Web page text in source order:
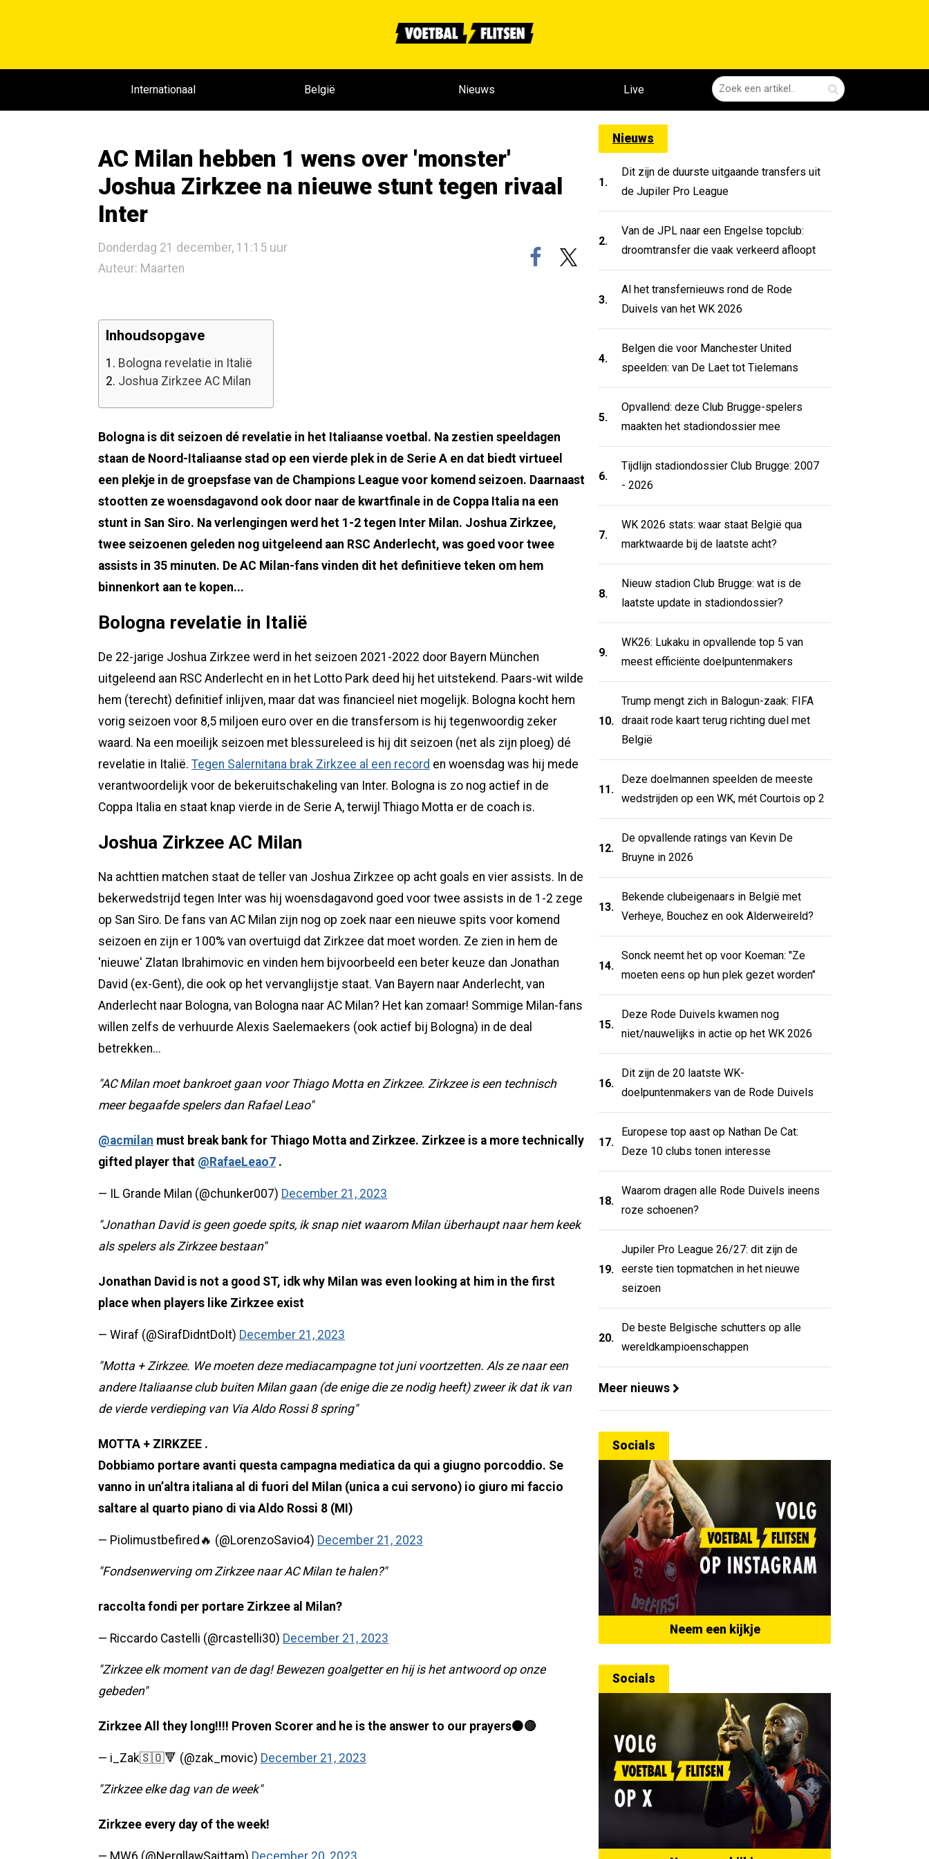
Internationaal België Nieuws Live
AC Milan hebben 1 wens over 'monster'
Joshua Zirkzee na nieuwe stunt tegen rivaal
Inter
Donderdag 21 december, 11:15 uur
Auteur: Maarten
Inhoudsopgave
1. Bologna revelatie in Italië
2. Joshua Zirkzee AC Milan
Bologna is dit seizoen dé revelatie in het Italiaanse voetbal. Na zestien speeldagen
staan de Noord-Italiaanse stad op een vierde plek in de Serie A en dat biedt virtueel
een plekje in de groepsfase van de Champions League voor komend seizoen. Daarnaast
stootten ze woensdagavond ook door naar de kwartfinale in de Coppa Italia na een
stunt in San Siro. Na verlengingen werd het 1-2 tegen Inter Milan. Joshua Zirkzee,
twee seizoenen geleden nog uitgeleend aan RSC Anderlecht, was goed voor twee
assists in 35 minuten. De AC Milan-fans vinden dit het definitieve teken om hem
binnenkort aan te kopen...
Bologna revelatie in Italië
De 22-jarige Joshua Zirkzee werd in het seizoen 2021-2022 door Bayern München
uitgeleend aan RSC Anderlecht en in het Lotto Park deed hij het uitstekend. Paars-wit wilde
hem (terecht) definitief inlijven, maar dat was financieel niet mogelijk. Bologna kocht hem
vorig seizoen voor 8,5 miljoen euro over en die transfersom is hij tegenwoordig zeker
waard. Na een moeilijk seizoen met blessureleed is hij dit seizoen (net als zijn ploeg) dé
revelatie in Italië. Tegen Salernitana brak Zirkzee al een record en woensdag was hij mede
verantwoordelijk voor de bekeruitschakeling van Inter. Bologna is zo nog actief in de
Coppa Italia en staat knap vierde in de Serie A, terwijl Thiago Motta er de coach is.
Joshua Zirkzee AC Milan
Na achttien matchen staat de teller van Joshua Zirkzee op acht goals en vier assists. In de
bekerwedstrijd tegen Inter was hij woensdagavond goed voor twee assists in de 1-2 zege
op San Siro. De fans van AC Milan zijn nog op zoek naar een nieuwe spits voor komend
seizoen en zijn er 100% van overtuigd dat Zirkzee dat moet worden. Ze zien in hem de
'nieuwe' Zlatan Ibrahimovic en vinden hem bijvoorbeeld een beter keuze dan Jonathan
David (ex-Gent), die ook op het vervanglijstje staat. Van Bayern naar Anderlecht, van
Anderlecht naar Bologna, van Bologna naar AC Milan? Het kan zomaar! Sommige Milan-fans
willen zelfs de verhuurde Alexis Saelemaekers (ook actief bij Bologna) in de deal
betrekken...
"AC Milan moet bankroet gaan voor Thiago Motta en Zirkzee. Zirkzee is een technisch
meer begaafde spelers dan Rafael Leao"
@acmilan must break bank for Thiago Motta and Zirkzee. Zirkzee is a more technically
gifted player that @RafaeLeao7 .
— IL Grande Milan (@chunker007) December 21, 2023
"Jonathan David is geen goede spits, ik snap niet waarom Milan überhaupt naar hem keek
als spelers als Zirkzee bestaan"
Jonathan David is not a good ST, idk why Milan was even looking at him in the first
place when players like Zirkzee exist
— Wiraf (@SirafDidntDoIt) December 21, 2023
"Motta + Zirkzee. We moeten deze mediacampagne tot juni voortzetten. Als ze naar een
andere Italiaanse club buiten Milan gaan (de enige die ze nodig heeft) zweer ik dat ik van
de vierde verdieping van Via Aldo Rossi 8 spring"
MOTTA + ZIRKZEE .
Dobbiamo portare avanti questa campagna mediatica da qui a giugno porcoddio. Se
vanno in un’altra italiana al di fuori del Milan (unica a cui servono) io giuro mi faccio
saltare al quarto piano di via Aldo Rossi 8 (MI)
— Piolimustbefired🔥 (@LorenzoSavio4) December 21, 2023
"Fondsenwerving om Zirkzee naar AC Milan te halen?"
raccolta fondi per portare Zirkzee al Milan?
— Riccardo Castelli (@rcastelli30) December 21, 2023
"Zirkzee elk moment van de dag! Bewezen goalgetter en hij is het antwoord op onze
gebeden"
Zirkzee All they long!!!! Proven Scorer and he is the answer to our prayers⚫️🔴
— i_Zak🇸🇴🔻 (@zak_movic) December 21, 2023
"Zirkzee elke dag van de week"
Zirkzee every day of the week!
Nieuws
1.
Dit zijn de duurste uitgaande transfers uit
de Jupiler Pro League
2.
Van de JPL naar een Engelse topclub:
droomtransfer die vaak verkeerd afloopt
3.
Al het transfernieuws rond de Rode
Duivels van het WK 2026
4.
Belgen die voor Manchester United
speelden: van De Laet tot Tielemans
5.
Opvallend: deze Club Brugge-spelers
maakten het stadiondossier mee
6.
Tijdlijn stadiondossier Club Brugge: 2007
- 2026
7.
WK 2026 stats: waar staat België qua
marktwaarde bij de laatste acht?
8.
Nieuw stadion Club Brugge: wat is de
laatste update in stadiondossier?
9.
WK26: Lukaku in opvallende top 5 van
meest efficiënte doelpuntenmakers
10.
Trump mengt zich in Balogun-zaak: FIFA
draait rode kaart terug richting duel met
België
11.
Deze doelmannen speelden de meeste
wedstrijden op een WK, mét Courtois op 2
12.
De opvallende ratings van Kevin De
Bruyne in 2026
13.
Bekende clubeigenaars in België met
Verheye, Bouchez en ook Alderweireld?
14.
Sonck neemt het op voor Koeman: "Ze
moeten eens op hun plek gezet worden"
15.
Deze Rode Duivels kwamen nog
niet/nauwelijks in actie op het WK 2026
16.
Dit zijn de 20 laatste WK-
doelpuntenmakers van de Rode Duivels
17.
Europese top aast op Nathan De Cat:
Deze 10 clubs tonen interesse
18.
Waarom dragen alle Rode Duivels ineens
roze schoenen?
19.
Jupiler Pro League 26/27: dit zijn de
eerste tien topmatchen in het nieuwe
seizoen
20.
De beste Belgische schutters op alle
wereldkampioenschappen
Meer nieuws
Socials
Neem een kijkje
Socials